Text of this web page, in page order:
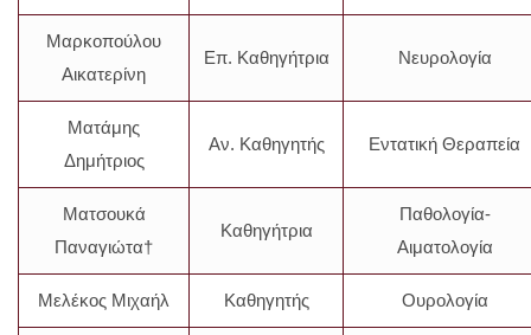
Μαρκοπούλου
Αικατερίνη
Επ. Καθηγήτρια Νευρολογία
Ματάμης
Δημήτριος
Αν. Καθηγητής Εντατική Θεραπεία
Ματσουκά
Παναγιώτα†
Καθηγήτρια
Παθολογία-
Αιματολογία
Μελέκος Μιχαήλ Καθηγητής Ουρολογία